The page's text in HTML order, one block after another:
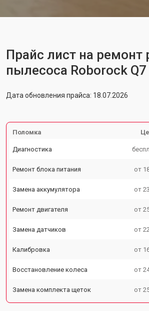
Прайс лист на ремонт
пылесоса Roborock Q7
Дата обновления прайса: 18.07.2026
Поломка
Диагностика
Ремонт блока питания от
Замена аккумулятора от
Ремонт двигателя от
Замена датчиков от
Калибровка от
Восстановление колеса от
Замена комплекта щеток от